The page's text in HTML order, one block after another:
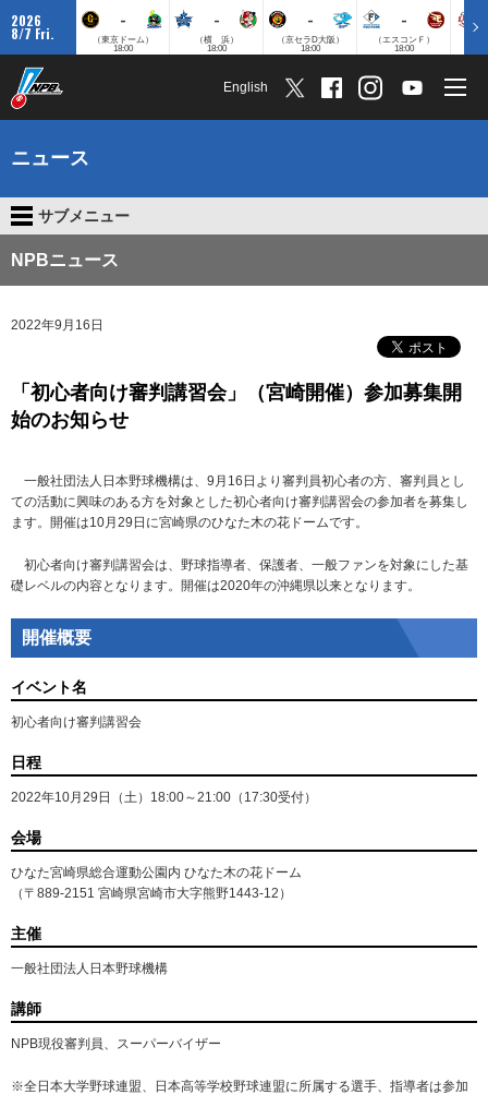
2026
8/7 Fri.
-
（東京ドーム）
18:00
-
（横 浜）
18:00
-
（京セラD大阪）
18:00
-
（エスコンＦ）
18:00
English
ニュース
サブメニュー
NPBニュース
2022年9月16日
「初心者向け審判講習会」（宮崎開催）参加募集開
始のお知らせ
一般社団法人日本野球機構は、9月16日より審判員初心者の方、審判員とし
ての活動に興味のある方を対象とした初心者向け審判講習会の参加者を募集し
ます。開催は10月29日に宮崎県のひなた木の花ドームです。
初心者向け審判講習会は、野球指導者、保護者、一般ファンを対象にした基
礎レベルの内容となります。開催は2020年の沖縄県以来となります。
開催概要
イベント名
初心者向け審判講習会
日程
2022年10月29日（土）18:00～21:00（17:30受付）
会場
ひなた宮崎県総合運動公園内 ひなた木の花ドーム
（〒889-2151 宮崎県宮崎市大字熊野1443-12）
主催
一般社団法人日本野球機構
講師
NPB現役審判員、スーパーバイザー
※全日本大学野球連盟、日本高等学校野球連盟に所属する選手、指導者は参加